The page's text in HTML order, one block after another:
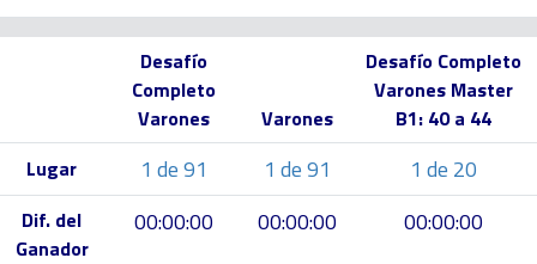
Desafío
Completo
Varones
Varones
Desafío Completo
Varones Master
B1: 40 a 44
Lugar
1 de 91 1 de 91 1 de 20
Dif. del
Ganador
00:00:00 00:00:00 00:00:00